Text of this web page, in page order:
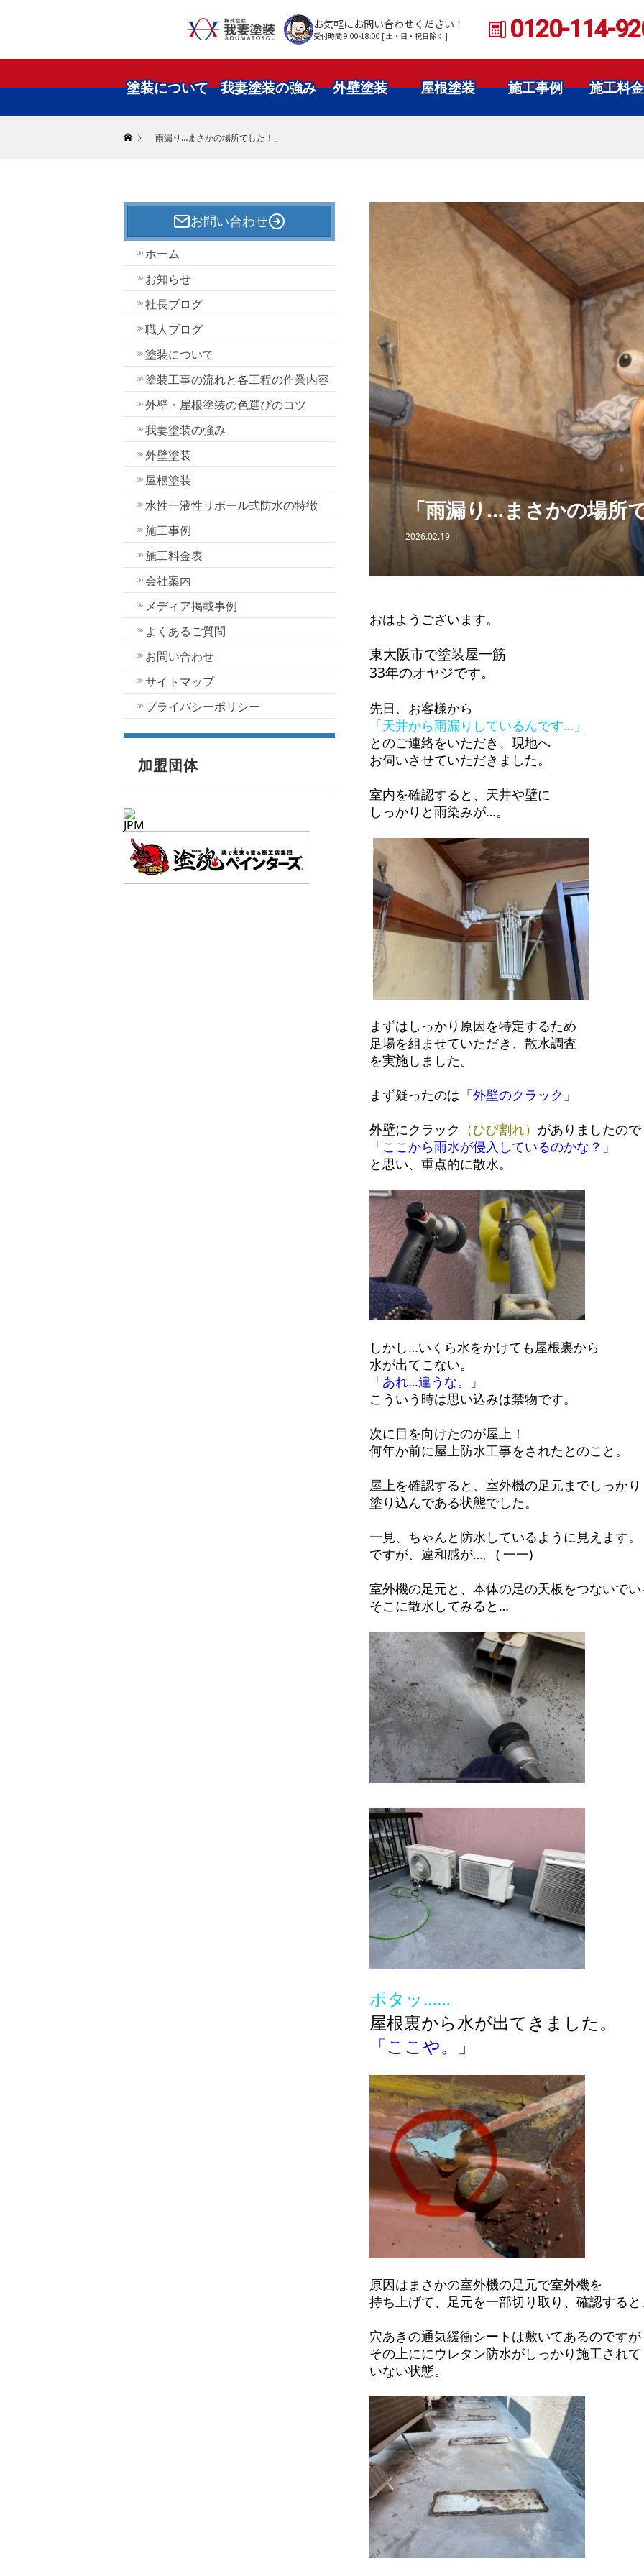
お気軽にお問い合わせください！
受付時間 9:00-18:00 [ 土・日・祝日除く ] 0120-114-
塗装について 我妻塗装の強み 外壁塗装 屋根塗装 施工事例 施工料
「雨漏り…まさかの場所でした！」
お問い合わせ
ホーム
お知らせ
社長ブログ
職人ブログ
塗装について
塗装工事の流れと各工程の作業内容
外壁・屋根塗装の色選びのコツ
我妻塗装の強み
外壁塗装
屋根塗装
水性一液性リボール式防水の特徴
施工事例
施工料金表
会社案内
メディア掲載事例
よくあるご質問
お問い合わせ
サイトマップ
プライバシーポリシー
加盟団体
JPM
「雨漏り…まさかの場所
2026.02.19
おはようございます。
東大阪市で塗装屋一筋
33年のオヤジです。
先日、お客様から
「天井から雨漏りしているんです…」
とのご連絡をいただき、現地へ
お伺いさせていただきました。
室内を確認すると、天井や壁に
しっかりと雨染みが…。
まずはしっかり原因を特定するため
足場を組ませていただき、散水調査
を実施しました。
まず疑ったのは 「外壁のクラック」
外壁にクラック （ひび割れ） がありましたので
「ここから雨水が侵入しているのかな？」
と思い、重点的に散水。
しかし…いくら水をかけても屋根裏から
水が出てこない。
「あれ…違うな。」
こういう時は思い込みは禁物です。
次に目を向けたのが屋上！
何年か前に屋上防水工事をされたとのこと。
屋上を確認すると、室外機の足元までしっかり
塗り込んである状態でした。
一見、ちゃんと防水しているように見えます。
ですが、違和感が…。( 一一)
室外機の足元と、本体の足の天板をつないで
そこに散水してみると…
ポタッ……
屋根裏から水が出てきました。
「ここや。」
原因はまさかの室外機の足元で室外機を
持ち上げて、足元を一部切り取り、確認する
穴あきの通気緩衝シートは敷いてあるのですが
その上ににウレタン防水がしっかり施工されて
いない状態。